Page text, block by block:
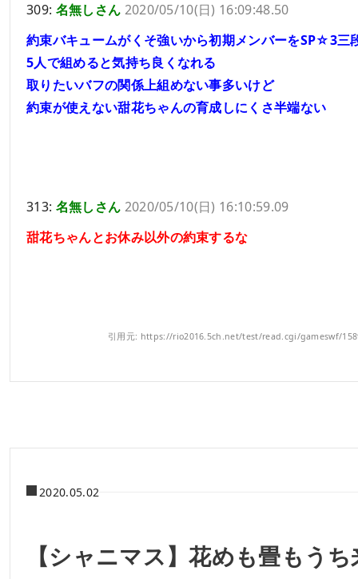
309: 名無しさん 2020/05/10(日) 16:09:48.50
約束バキュームがくそ強いから初期メンバーをSP☆3三
5人で組めると気持ち良くなれる
取りたいバフの関係上組めない事多いけど
約束が使えない甜花ちゃんの育成しにくさ半端ない
313: 名無しさん 2020/05/10(日) 16:10:59.09
甜花ちゃんとお休み以外の約束するな
引用元: https://rio2016.5ch.net/test/read.cgi/gameswf/
2020.05.02
【シャニマス】花めも畳もうち